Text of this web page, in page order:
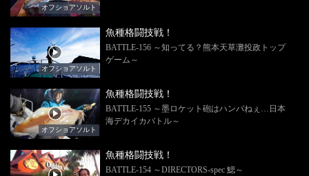
オフショアソルト
オフショアソルト
魚種格闘技戦！
BATTLE-156 ～知ってる？熊本天草灘投政トップ
ゲーム～
オフショアソルト
魚種格闘技戦！
BATTLE-155 ～墨ロケット砲はハンパねぇ…日本
海デカイカバトル～
魚種格闘技戦！
BATTLE-154 ～DIRECTORS-spec 鰓～